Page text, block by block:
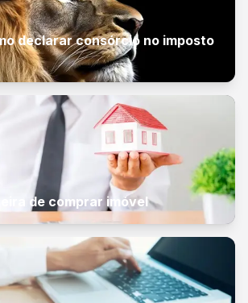
declarar consórcio no imposto
de comprar imóvel